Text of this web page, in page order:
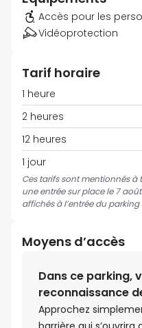
Accès pour les
Vidéoprotection
Tarif horaire
1 heure
2 heures
12 heures
1 jour
Ces tarifs sont mentionnés
une entrée sur place le 7
affichés à l’entrée du
Moyens d’accès
Dans ce parking,
reconnaissance
Approchez